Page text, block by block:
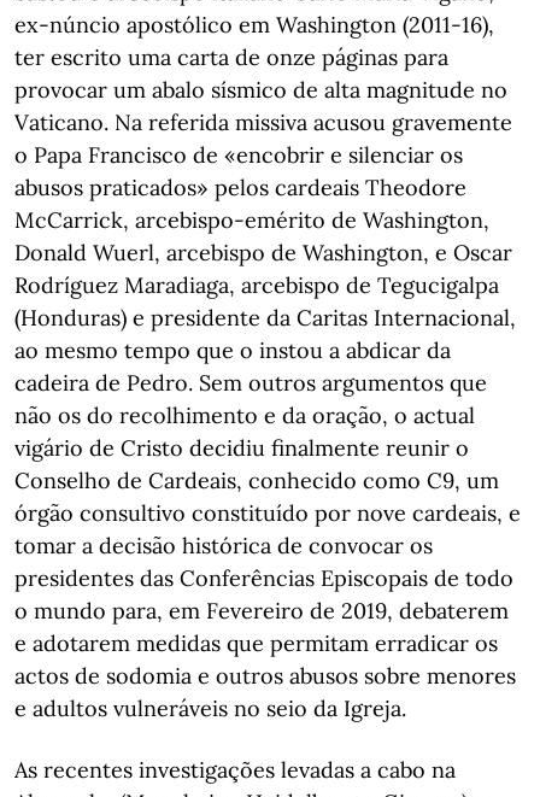
ex-núncio apostólico em Washington (2011-16),
ter escrito uma carta de onze páginas para
provocar um abalo sísmico de alta magnitude no
Vaticano. Na referida missiva acusou gravemente
o Papa Francisco de «encobrir e silenciar os
abusos praticados» pelos cardeais Theodore
McCarrick, arcebispo-emérito de Washington,
Donald Wuerl, arcebispo de Washington, e Oscar
Rodríguez Maradiaga, arcebispo de Tegucigalpa
(Honduras) e presidente da Caritas Internacional,
ao mesmo tempo que o instou a abdicar da
cadeira de Pedro. Sem outros argumentos que
não os do recolhimento e da oração, o actual
vigário de Cristo decidiu finalmente reunir o
Conselho de Cardeais, conhecido como C9, um
órgão consultivo constituído por nove cardeais, e
tomar a decisão histórica de convocar os
presidentes das Conferências Episcopais de todo
o mundo para, em Fevereiro de 2019, debaterem
e adotarem medidas que permitam erradicar os
actos de sodomia e outros abusos sobre menores
e adultos vulneráveis no seio da Igreja.
As recentes investigações levadas a cabo na